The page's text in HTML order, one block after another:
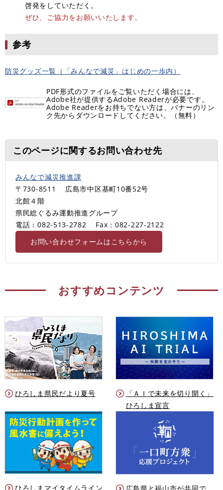
啓発をしていただく。
ぜひ、ご協力をお願いいたします。
参考
防災グッズ一覧（「みんなで減災」はじめの一歩内）
PDF形式のファイルをご覧いただく場合には、
Adobe社が提供するAdobe Readerが必要です。
Adobe Readerをお持ちでない方は、バナーのリン
ク先からダウンロードしてください。（無料）
このページに関するお問い合わせ先
みんなで減災推進課
〒730-8511
広島市中区基町10番52号
北館４階
県民総ぐるみ運動推進グループ
電話：082-513-2782
Fax：082-227-2122
お問い合わせフォームはこちらから
おすすめコンテンツ
ひろしま県民だより夏号
「ＡＩで未来を切り開く」
ひろしま宣言
ひろしまマイタイムライン